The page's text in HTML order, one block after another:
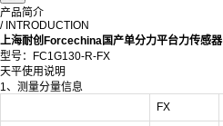
产品简介
/ INTRODUCTION
上海耐创Forcechina国产单分力平台力传感器
型号：FC1G130-R-FX
天平使用说明
1、测量分量信息
FX